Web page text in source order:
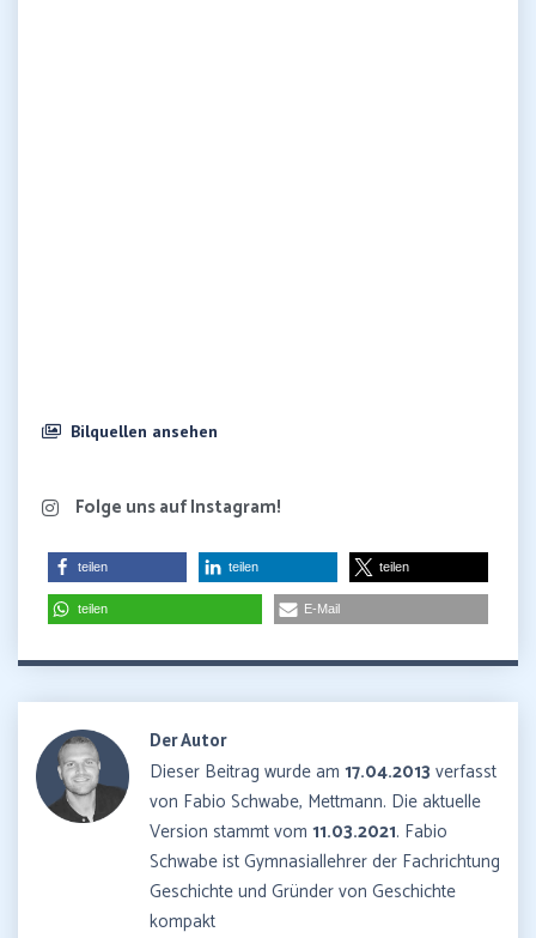
Bilquellen ansehen
Folge uns auf Instagram!
teilen teilen teilen
teilen E-Mail
Der Autor
Dieser Beitrag wurde am 17.04.2013 verfasst
von Fabio Schwabe, Mettmann. Die aktuelle
Version stammt vom 11.03.2021. Fabio
Schwabe ist Gymnasiallehrer der Fachrichtung
Geschichte und Gründer von Geschichte
kompakt